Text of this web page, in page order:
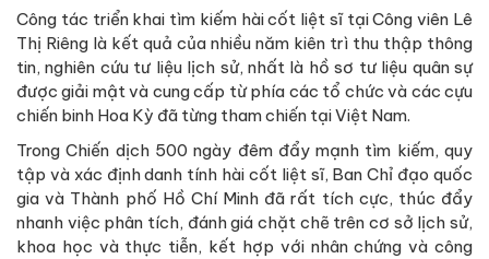
Công tác triển khai tìm kiếm hài cốt liệt sĩ tại Công viên Lê
Thị Riêng là kết quả của nhiều năm kiên trì thu thập thông
tin, nghiên cứu tư liệu lịch sử, nhất là hồ sơ tư liệu quân sự
được giải mật và cung cấp từ phía các tổ chức và các cựu
chiến binh Hoa Kỳ đã từng tham chiến tại Việt Nam.
Trong Chiến dịch 500 ngày đêm đẩy mạnh tìm kiếm, quy
tập và xác định danh tính hài cốt liệt sĩ, Ban Chỉ đạo quốc
gia và Thành phố Hồ Chí Minh đã rất tích cực, thúc đẩy
nhanh việc phân tích, đánh giá chặt chẽ trên cơ sở lịch sử,
khoa học và thực tiễn, kết hợp với nhân chứng và công